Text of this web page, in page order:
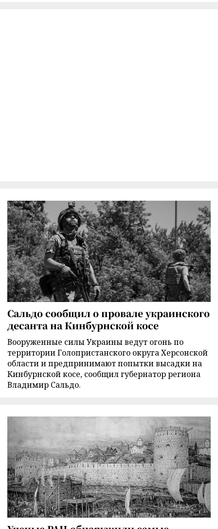
Сальдо сообщил о провале украинского
десанта на Кинбурнской косе
Вооруженные силы Украины ведут огонь по
территории Голопристанского округа Херсонской
области и предпринимают попытки высадки на
Кинбурнской косе, сообщил губернатор региона
Владимир Сальдо.